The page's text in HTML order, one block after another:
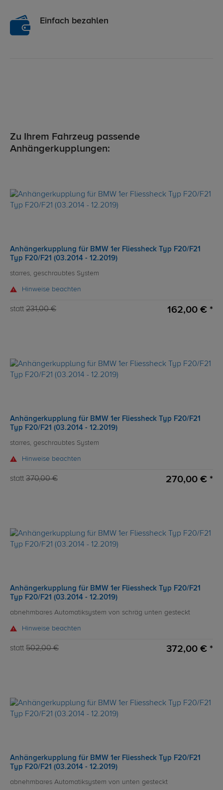
Einfach bezahlen
Zu Ihrem Fahrzeug passende
Anhängerkupplungen:
Anhängerkupplung für BMW 1er Fliessheck Typ F20/F21
Typ F20/F21 (03.2014 - 12.2019)
starres, geschraubtes System
Hinweise beachten
statt 231,00 € 162,00 € *
Anhängerkupplung für BMW 1er Fliessheck Typ F20/F21
Typ F20/F21 (03.2014 - 12.2019)
starres, geschraubtes System
Hinweise beachten
statt 370,00 € 270,00 € *
Anhängerkupplung für BMW 1er Fliessheck Typ F20/F21
Typ F20/F21 (03.2014 - 12.2019)
abnehmbares Automatiksystem von schräg unten gesteckt
Hinweise beachten
statt 502,00 € 372,00 € *
Anhängerkupplung für BMW 1er Fliessheck Typ F20/F21
Typ F20/F21 (03.2014 - 12.2019)
abnehmbares Automatiksystem von unten gesteckt